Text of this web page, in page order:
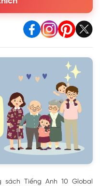
Continuous
sách Tiếng Anh 10 Global